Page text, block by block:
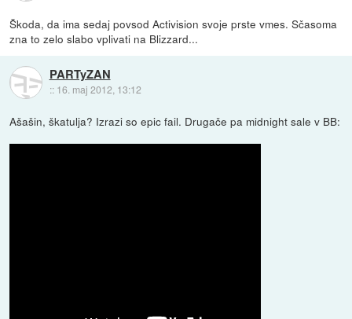
Škoda, da ima sedaj povsod Activision svoje prste vmes. Sčasoma
zna to zelo slabo vplivati na Blizzard...
PARTyZAN
:: 16. maj 2012, 13:12
Ašašin, škatulja? Izrazi so epic fail. Drugače pa midnight sale v BB: